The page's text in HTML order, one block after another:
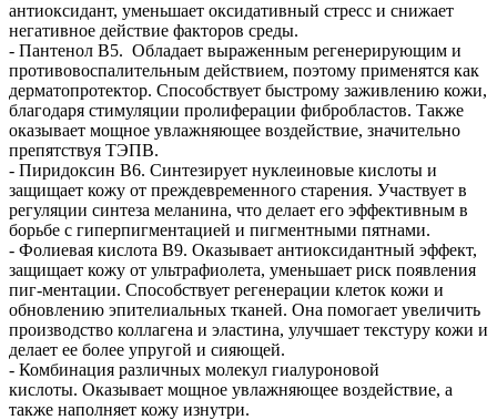
антиоксидант, уменьшает оксидативный стресс и снижает
негативное действие факторов среды.
- Пантенол В5. Обладает выраженным регенерирующим и
противовоспалительным действием, поэтому применятся как
дерматопротектор. Способствует быстрому заживлению кожи,
благодаря стимуляции пролиферации фибробластов. Также
оказывает мощное увлажняющее воздействие, значительно
препятствуя ТЭПВ.
- Пиридоксин В6. Синтезирует нуклеиновые кислоты и
защищает кожу от преждевременного старения. Участвует в
регуляции синтеза меланина, что делает его эффективным в
борьбе с гиперпигментацией и пигментными пятнами.
- Фолиевая кислота В9. Оказывает антиоксидантный эффект,
защищает кожу от ультрафиолета, уменьшает риск появления
пиг-ментации. Способствует регенерации клеток кожи и
обновлению эпителиальных тканей. Она помогает увеличить
производство коллагена и эластина, улучшает текстуру кожи и
делает ее более упругой и сияющей.
- Комбинация различных молекул гиалуроновой
кислоты. Оказывает мощное увлажняющее воздействие, а
также наполняет кожу изнутри.